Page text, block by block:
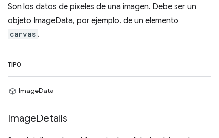
Son los datos de píxeles de una imagen. Debe ser un
objeto ImageData, por ejemplo, de un elemento
canvas .
TIPO
ImageData
ImageDetails